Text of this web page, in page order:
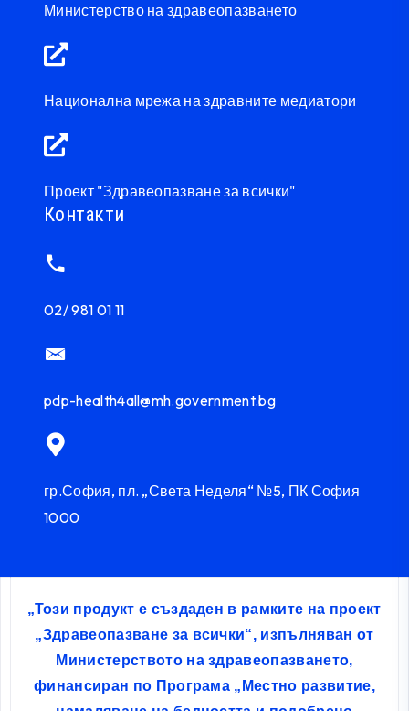
Министерство на здравеопазването
Национална мрежа на здравните медиатори
Проект "Здравеопазване за всички"
Контакти
02/ 981 01 11
pdp-health4all@mh.government.bg
гр.София, пл. „Света Неделя“ №5, ПК София
1000
„Този продукт е създаден в рамките на проект
„Здравеопазване за всички“, изпълняван от
Министерството на здравеопазването,
финансиран по Програма „Местно развитие,